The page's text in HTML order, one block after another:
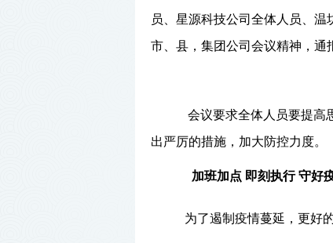
员、星源科技公司全体人员、
市、县，集团公司会议精神，通
会议要求全体人员要提高
出严厉的措施，加大防控力度。
加班加点 即刻执行 守好
为了遏制疫情蔓延，更好